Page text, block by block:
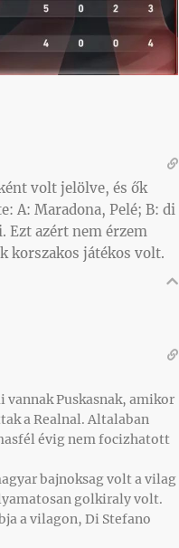
volt jelölve, és ők
A: Maradona, Pelé; B: di
Ezt azért nem érzem
korszakos játékos volt.
Puskasnak, amikor
a Realnal. Altalaban
évig nem focizhatott
bajnoksag volt a vilag
golkiraly volt.
a vilagon, Di Stefano